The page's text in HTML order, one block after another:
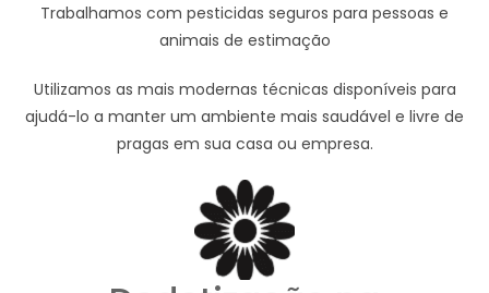
Trabalhamos com pesticidas seguros para pessoas e
animais de estimação
Utilizamos as mais modernas técnicas disponíveis para
ajudá-lo a manter um ambiente mais saudável e livre de
pragas em sua casa ou empresa.